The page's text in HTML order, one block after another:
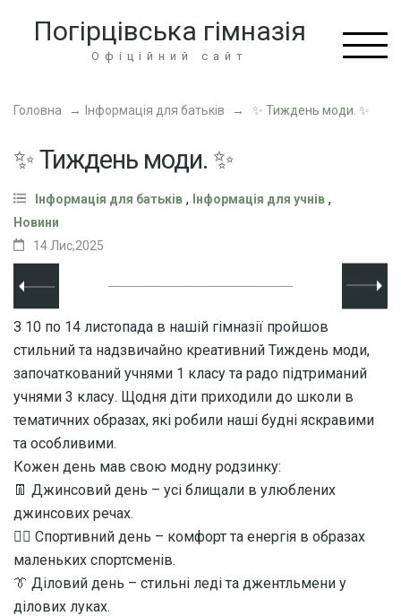
Enter)
Погірцівська гімназія
Офіційний сайт
Головна → Інформація для батьків → ✨ Тиждень моди. ✨
✨ Тиждень моди. ✨
Інформація для батьків , Інформація для учнів ,
Новини
14 Лис,2025
З 10 по 14 листопада в нашій гімназії пройшов
стильний та надзвичайно креативний Тиждень моди,
започаткований учнями 1 класу та радо підтриманий
учнями 3 класу. Щодня діти приходили до школи в
тематичних образах, які робили наші будні яскравими
та особливими.
Кожен день мав свою модну родзинку:
👖 Джинсовий день – усі блищали в улюблених
джинсових речах.
🏃‍♂️ Спортивний день – комфорт та енергія в образах
маленьких спортсменів.
👔 Діловий день – стильні леді та джентльмени у
ділових луках.